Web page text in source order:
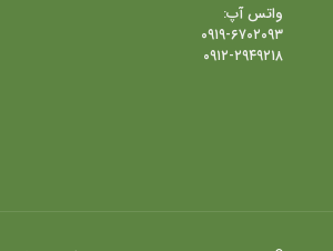
واتس آپ:
۰۹۱۹-۶۷۰۲۰۹۳
۰۹۱۲-۲۹۴۹۲۱۸